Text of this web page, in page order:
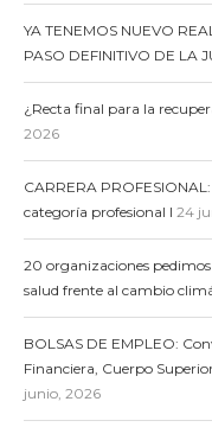
YA TENEMOS NUEVO
PASO DEFINITIVO DE LA
¿Recta final para la
2026
CARRERA
categoría profesional I 24
20 organizaciones
salud frente al cambio
BOLSAS DE EMPLEO:
Financiera, Cuerpo
junio, 2026